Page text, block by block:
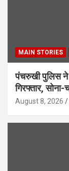
MAIN STORIES
पंचरुखी पुलिस ने
गिरफ्तार, सोना-
August 8, 2026